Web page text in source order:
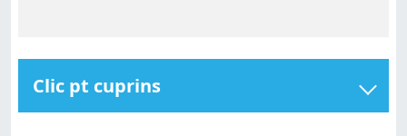
Clic pt cuprins